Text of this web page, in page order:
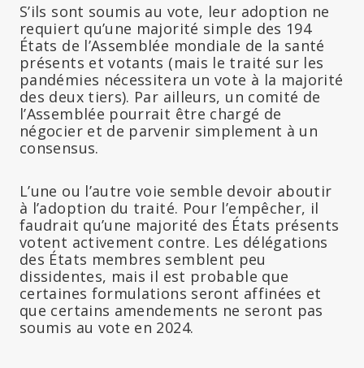
S’ils sont soumis au vote, leur adoption ne
requiert qu’une majorité simple des 194
États de l’Assemblée mondiale de la santé
présents et votants (mais le traité sur les
pandémies nécessitera un vote à la majorité
des deux tiers). Par ailleurs, un comité de
l’Assemblée pourrait être chargé de
négocier et de parvenir simplement à un
consensus.
L’une ou l’autre voie semble devoir aboutir
à l’adoption du traité. Pour l’empêcher, il
faudrait qu’une majorité des États présents
votent activement contre. Les délégations
des États membres semblent peu
dissidentes, mais il est probable que
certaines formulations seront affinées et
que certains amendements ne seront pas
soumis au vote en 2024.